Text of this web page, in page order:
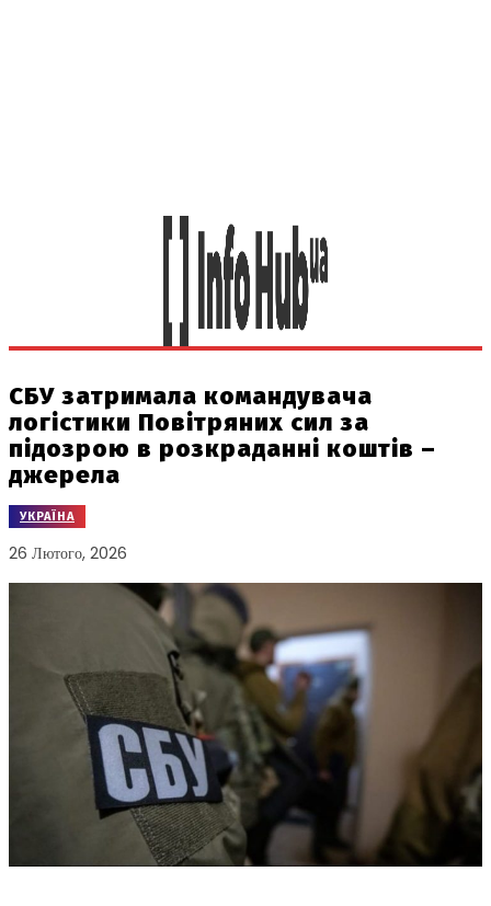
СБУ затримала командувача
логістики Повітряних сил за
підозрою в розкраданні коштів –
джерела
УКРАЇНА
26 Лютого, 2026